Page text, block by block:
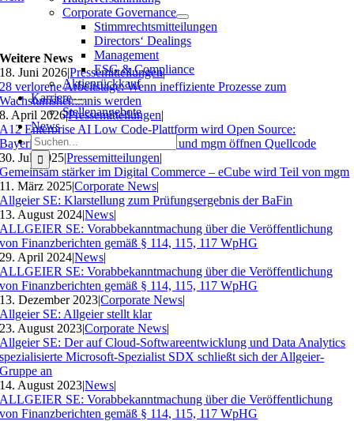
Corporate Governance
Stimmrechtsmitteilungen
Directors‘ Dealings
Management
ESG & Compliance
Aktienrückkauf
Karriere
Stellenangebote
News
Suche
nach:
Weitere News
18. Juni 2026|Pressemitteilungen|
28 verlorene Arbeitstage: Wenn ineffiziente Prozesse zum
Wachstumshemmnis werden
8. April 2026|Pressemitteilungen|
A12 Enterprise AI Low Code-Plattform wird Open Source:
Bayerisches Landesamt für Steuern und mgm öffnen Quellcode
30. Juli 2025|Pressemitteilungen|
Gemeinsam stärker im Digital Commerce – eCube wird Teil von mgm
11. März 2025|Corporate News|
Allgeier SE: Klarstellung zum Prüfungsergebnis der BaFin
13. August 2024|News|
ALLGEIER SE: Vorabbekanntmachung über die Veröffentlichung
von Finanzberichten gemäß § 114, 115, 117 WpHG
29. April 2024|News|
ALLGEIER SE: Vorabbekanntmachung über die Veröffentlichung
von Finanzberichten gemäß § 114, 115, 117 WpHG
13. Dezember 2023|Corporate News|
Allgeier SE: Allgeier stellt klar
23. August 2023|Corporate News|
Allgeier SE: Der auf Cloud-Softwareentwicklung und Data Analytics
spezialisierte Microsoft-Spezialist SDX schließt sich der Allgeier-
Gruppe an
14. August 2023|News|
ALLGEIER SE: Vorabbekanntmachung über die Veröffentlichung
von Finanzberichten gemäß § 114, 115, 117 WpHG